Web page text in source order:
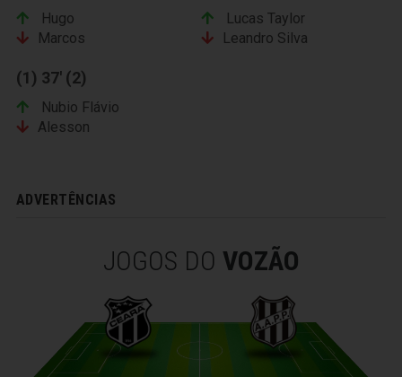
Hugo
Marcos
Lucas Taylor
Leandro Silva
(1) 37' (2)
Nubio Flávio
Alesson
ADVERTÊNCIAS
JOGOS DO VOZÃO